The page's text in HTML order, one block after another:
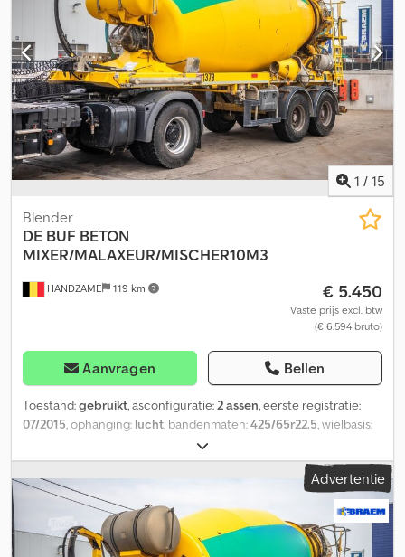
1 / 15
HANDZAME 119 km
Blender
DE BUF BETON
MIXER/MALAXEUR/MISCHER10M3
€ 5.450
Vaste prijs excl. btw
(€ 6.594 bruto)
Aanvragen Bellen
Toestand:gebruikt, asconfiguratie:2 assen, eerste registratie:
07/2015, ophanging: lucht, bandenmaten:425/65r22.5, wielbasis:
, Geschikt materiaal: Beton Bandenmaat:
425/65r22.5 Ophanging: Luchtvering Aandrijving: Wiel
Leeggewicht: 7.070 kg Laadvermogen: 25.930 kg Djdpfeuc Aqmsx
Apmsck GVW: 33.000 kg
Advertentie